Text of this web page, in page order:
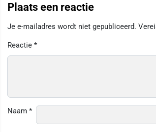
Plaats een reactie
Je e-mailadres wordt niet gepubliceerd.
Reactie *
Naam *